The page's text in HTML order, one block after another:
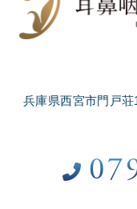
兵庫県西宮市門戸